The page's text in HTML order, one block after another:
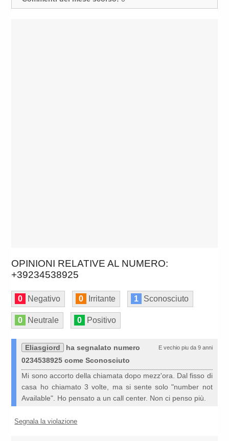
OPINIONI RELATIVE AL NUMERO:
+39234538925
0 Negativo 0 Irritante 1 Sconosciuto
0 Neutrale 0 Positivo
E vechio piu da 9 anni
Eliasgiord
ha segnalato numero
0234538925 come Sconosciuto
Mi sono accorto della chiamata dopo mezz'ora. Dal fisso di
casa ho chiamato 3 volte, ma si sente solo "number not
Available". Ho pensato a un call center. Non ci penso più.
Segnala la violazione